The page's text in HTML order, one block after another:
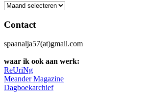
Archief
Contact
spaanalja57(at)gmail.com
waar ik ook aan werk:
ReUriNg
Meander Magazine
Dagboekarchief